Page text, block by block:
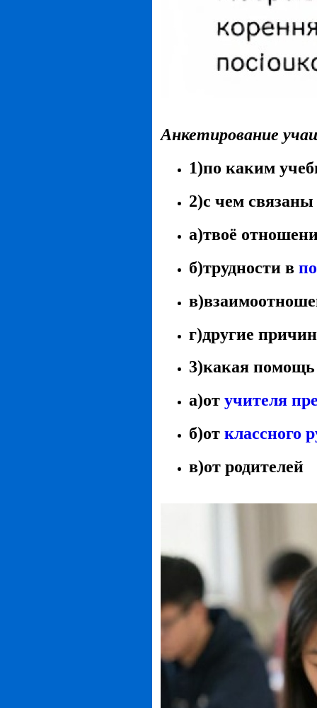
Анкетирование
1)по каким
2)с чем
а)твоё
б)трудности в
г)другие
3)какая помощь
а)от учителя
б)от классного
в)от родителей